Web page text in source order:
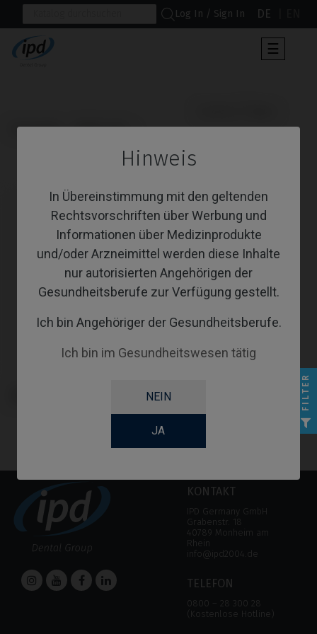
Hinweis
In Übereinstimmung mit den geltenden
Rechtsvorschriften über Werbung und
Informationen über Medizinprodukte
und/oder Arzneimittel werden diese Inhalte
nur autorisierten Angehörigen der
Gesundheitsberufe zur Verfügung gestellt.
Ich bin Angehöriger der Gesundheitsberufe.
Ich bin im Gesundheitswesen tätig
NEIN
JA
Log In / Sign In DE
der
☰
Startseite Multi-unit
Custom Ti-Base
KONTAKT
IPD Germany GmbH
Grabenstr. 18
40789 Monheim am
Rhein
info@ipd2004.de
TELEFON
0800 – 28 300 28
(Kostenlose Hotline)
FILTER